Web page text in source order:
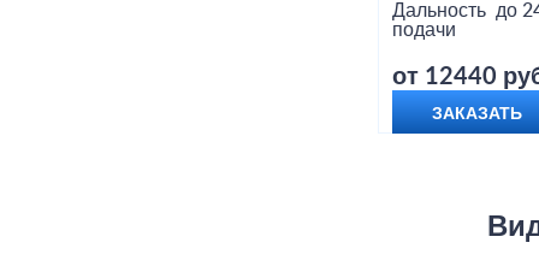
Дальность
подачи
до
от 12440
ЗАКАЗАТЬ